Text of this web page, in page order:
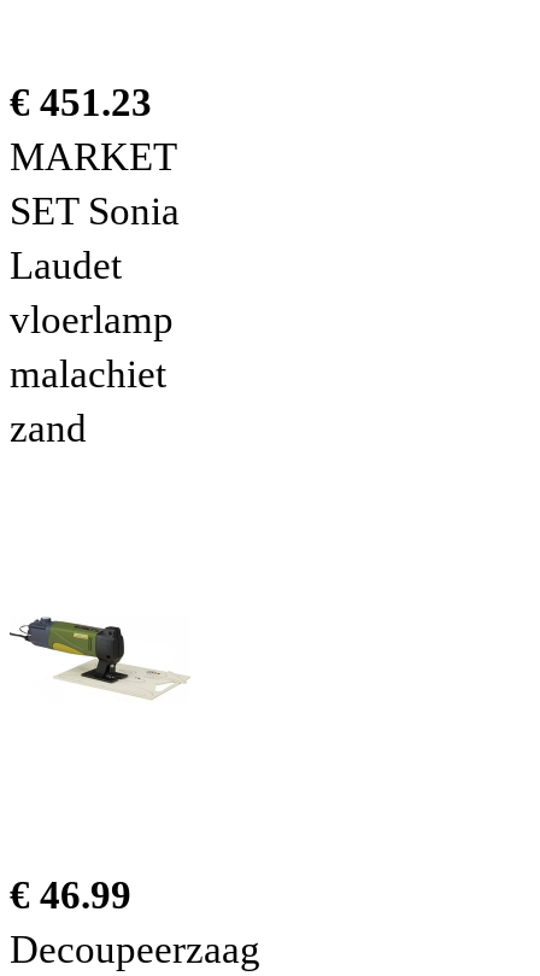
€ 451.23
MARKET
SET Sonia
Laudet
vloerlamp
malachiet
zand
€ 46.99
Decoupeerzaag